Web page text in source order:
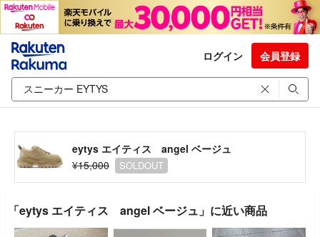
ログイン 会員登録
eytys エイティス angel ベージュ
¥15,000
SOLDOUT
「eytys エイティス angel ベージュ」に近い商品